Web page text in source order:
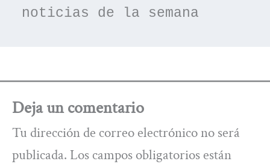
noticias de la semana
Deja un comentario
Tu dirección de correo electrónico no será
publicada. Los campos obligatorios están